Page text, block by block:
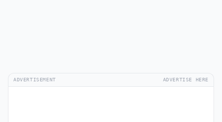
ADVERTISEMENT ADVERTISE HERE